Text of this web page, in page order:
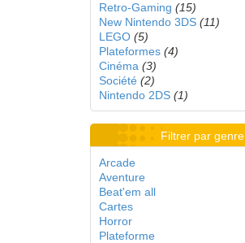
Retro-Gaming (15)
New Nintendo 3DS (11)
LEGO (5)
Plateformes (4)
Cinéma (3)
Société (2)
Nintendo 2DS (1)
Filtrer par genre
Arcade
Aventure
Beat'em all
Cartes
Horror
Plateforme